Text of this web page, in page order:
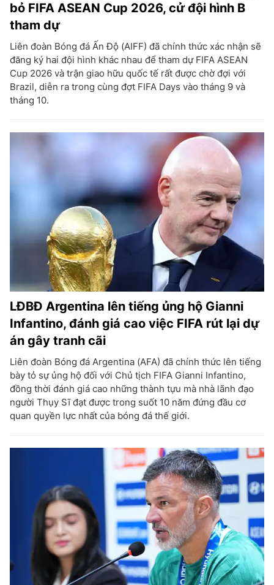
bỏ FIFA ASEAN Cup 2026, cử đội hình B
tham dự
Liên đoàn Bóng đá Ấn Độ (AIFF) đã chính thức xác nhận sẽ
đăng ký hai đội hình khác nhau để tham dự FIFA ASEAN
Cup 2026 và trận giao hữu quốc tế rất được chờ đợi với
Brazil, diễn ra trong cùng đợt FIFA Days vào tháng 9 và
tháng 10.
LĐBĐ Argentina lên tiếng ủng hộ Gianni
Infantino, đánh giá cao việc FIFA rút lại dự
án gây tranh cãi
Liên đoàn Bóng đá Argentina (AFA) đã chính thức lên tiếng
bày tỏ sự ủng hộ đối với Chủ tịch FIFA Gianni Infantino,
đồng thời đánh giá cao những thành tựu mà nhà lãnh đạo
người Thụy Sĩ đạt được trong suốt 10 năm đứng đầu cơ
quan quyền lực nhất của bóng đá thế giới.